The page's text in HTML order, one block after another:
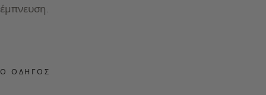
έμπνευση.
Ο ΟΔΗΓΌΣ